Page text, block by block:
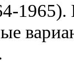
1965).